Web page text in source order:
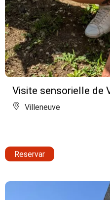
Visite sensorielle de
Villeneuve
Reservar